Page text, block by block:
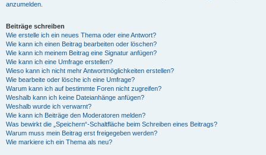
anzumelden.
Beiträge schreiben
Wie erstelle ich ein neues Thema oder eine Antwort?
Wie kann ich einen Beitrag bearbeiten oder löschen?
Wie kann ich meinem Beitrag eine Signatur anfügen?
Wie kann ich eine Umfrage erstellen?
Wieso kann ich nicht mehr Antwortmöglichkeiten erstellen?
Wie bearbeite oder lösche ich eine Umfrage?
Warum kann ich auf bestimmte Foren nicht zugreifen?
Weshalb kann ich keine Dateianhänge anfügen?
Weshalb wurde ich verwarnt?
Wie kann ich Beiträge den Moderatoren melden?
Was bewirkt die „Speichern“-Schaltfläche beim Schreiben eines Beitrags?
Warum muss mein Beitrag erst freigegeben werden?
Wie markiere ich ein Thema als neu?